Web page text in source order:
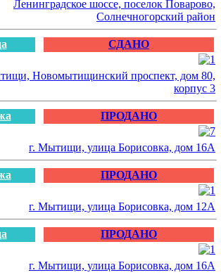
Ленинградское шоссе, поселок Поварово,
Солнечногорский район
СДАНО
Новомытищинский проспект, дом 80,
корпус 3
ПРОДАНО
г. Мытищи, улица Борисовка, дом 16А
ПРОДАНО
г. Мытищи, улица Борисовка, дом 12А
ПРОДАНО
г. Мытищи, улица Борисовка, дом 16А